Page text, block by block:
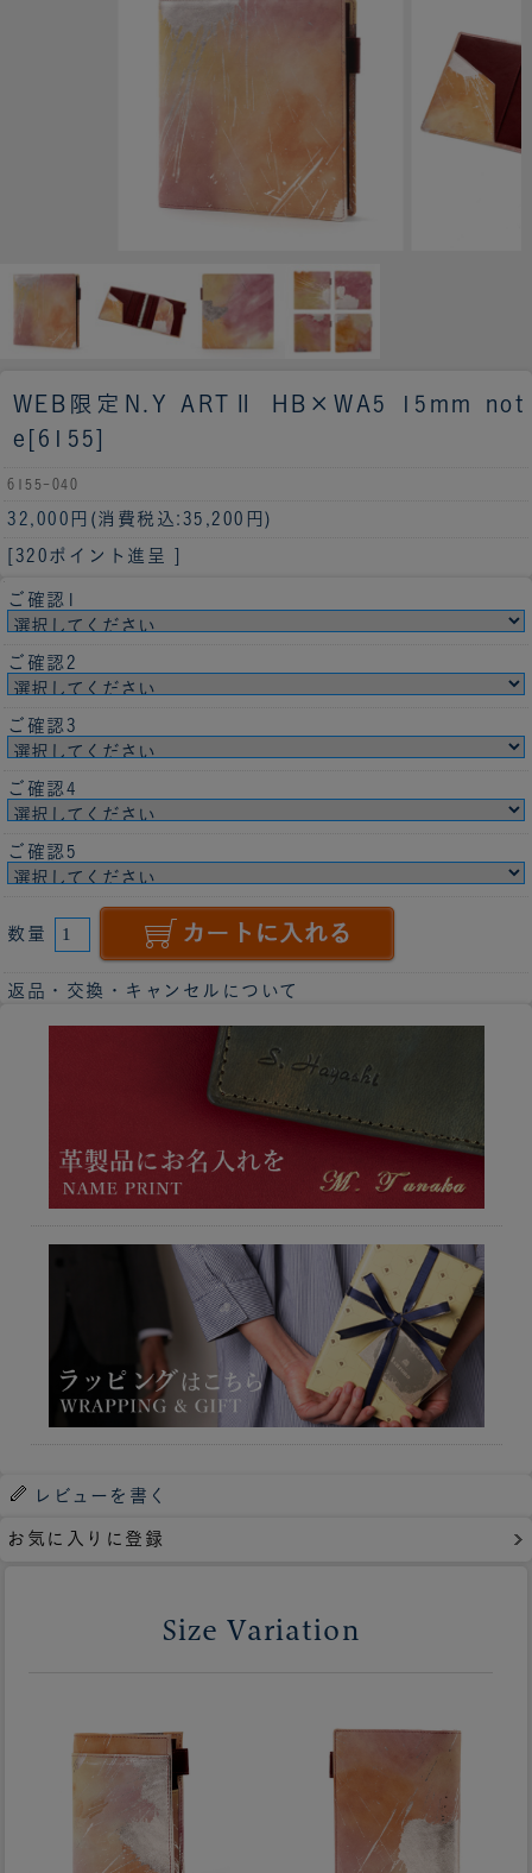
WEB限定 N.Y ARTⅡ HB×WA5 15mm not
e[6155]
6155-040
32,000円 (消費税込:35,200円)
[320ポイント進呈 ]
ご確認1
ご確認2
ご確認3
ご確認4
ご確認5
数量
返品・交換・キャンセルについて
レビューを書く
お気に入りに登録
Size Variation